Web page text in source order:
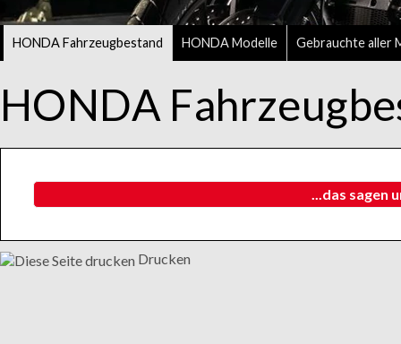
HONDA Fahrzeugbestand HONDA Modelle Gebrauchte aller
HONDA
...das sagen
Drucken